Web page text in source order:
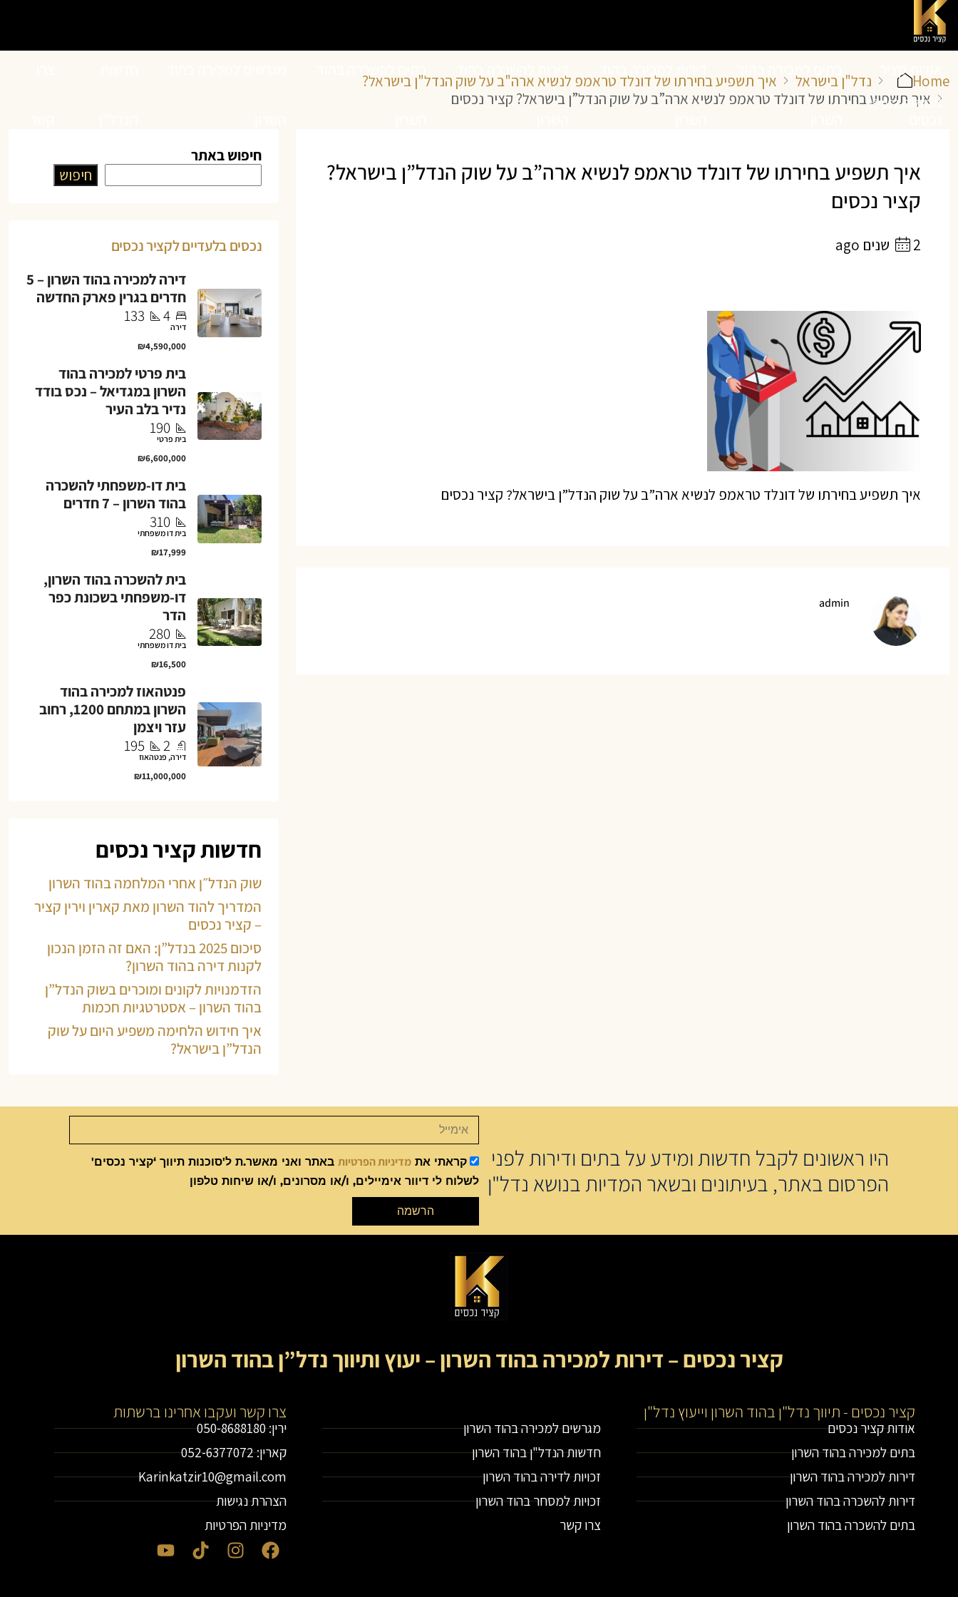
אודות קציר
052-6377072
Home נדל"ן בישראל
איך תשפיע בחירתו של דונלד טראמפ לנשיא ארה"ב על שוק הנדל"ן בישראל?
איך תשפיע בחירתו של דונלד טראמפ לנשיא ארה”ב על שוק הנדל”ן בישראל? קציר נכסים
איך תשפיע בחירתו של דונלד טראמפ לנשיא ארה”ב על שוק הנדל”ן בישראל?
קציר נכסים
2 שנים ago
איך תשפיע בחירתו של דונלד טראמפ לנשיא ארה”ב על שוק הנדל”ן בישראל? קציר נכסים
admin
חיפוש באתר
חיפוש
נכסים בלעדיים לקציר נכסים
דירה למכירה בהוד השרון – 5
חדרים בגרין פארק החדשה
4
133
דירה
₪4,590,000
בית פרטי למכירה בהוד
השרון במגדיאל – נכס בודד
נדיר בלב העיר
190
בית פרטי
₪6,600,000
בית דו-משפחתי להשכרה
בהוד השרון – 7 חדרים
310
בית דו משפחתי
₪17,999
בית להשכרה בהוד השרון,
דו-משפחתי בשכונת כפר
הדר
280
בית דו משפחתי
₪16,500
פנטהאוז למכירה בהוד
השרון במתחם 1200, רחוב
עזר ויצמן
2
195
דירה, פנטהאוז
₪11,000,000
חדשות קציר נכסים
שוק הנדל״ן אחרי המלחמה בהוד השרון
המדריך להוד השרון מאת קארין וירין קציר
– קציר נכסים
סיכום 2025 בנדל”ן: האם זה הזמן הנכון
לקנות דירה בהוד השרון?
הזדמנויות לקונים ומוכרים בשוק הנדל”ן
בהוד השרון – אסטרטגיות חכמות
איך חידוש הלחימה משפיע היום על שוק
הנדל”ן בישראל?
היו ראשונים לקבל חדשות ומידע על בתים ודירות לפני
הפרסום באתר, בעיתונים ובשאר המדיות בנושא נדל"ן
קראתי את מדיניות הפרטיות באתר ואני מאשר.ת ל'סוכנות תיווך ‘קציר נכסים'
לשלוח לי דיוור אימיילים, ו/או מסרונים, ו/או שיחות טלפון
הרשמה
קציר נכסים – דירות למכירה בהוד השרון – יעוץ ותיווך נדל”ן בהוד השרון
קציר נכסים - תיווך נדל"ן בהוד השרון וייעוץ נדל"ן
אודות קציר נכסים
בתים למכירה בהוד השרון
דירות למכירה בהוד השרון
דירות להשכרה בהוד השרון
בתים להשכרה בהוד השרון
מגרשים למכירה בהוד השרון
חדשות הנדל"ן בהוד השרון
זכויות לדירה בהוד השרון
זכויות למסחר בהוד השרון
צרו קשר
צרו קשר ועקבו אחרינו ברשתות
ירין: 050-8688180
קארין: 052-6377072
Karinkatzir10@gmail.com
הצהרת נגישות
מדיניות הפרטיות